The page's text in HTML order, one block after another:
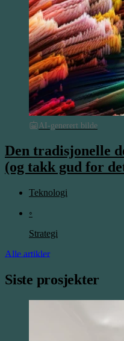
AI-generert bilde
Den tradisjonelle
(og takk gud for
Teknologi
◦
Strategi
Alle artikler
Siste prosjekter